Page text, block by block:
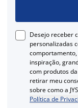
Desejo receber
personalizadas
inspiração,
com produtos da
retirar meu
sobre como a
Política de